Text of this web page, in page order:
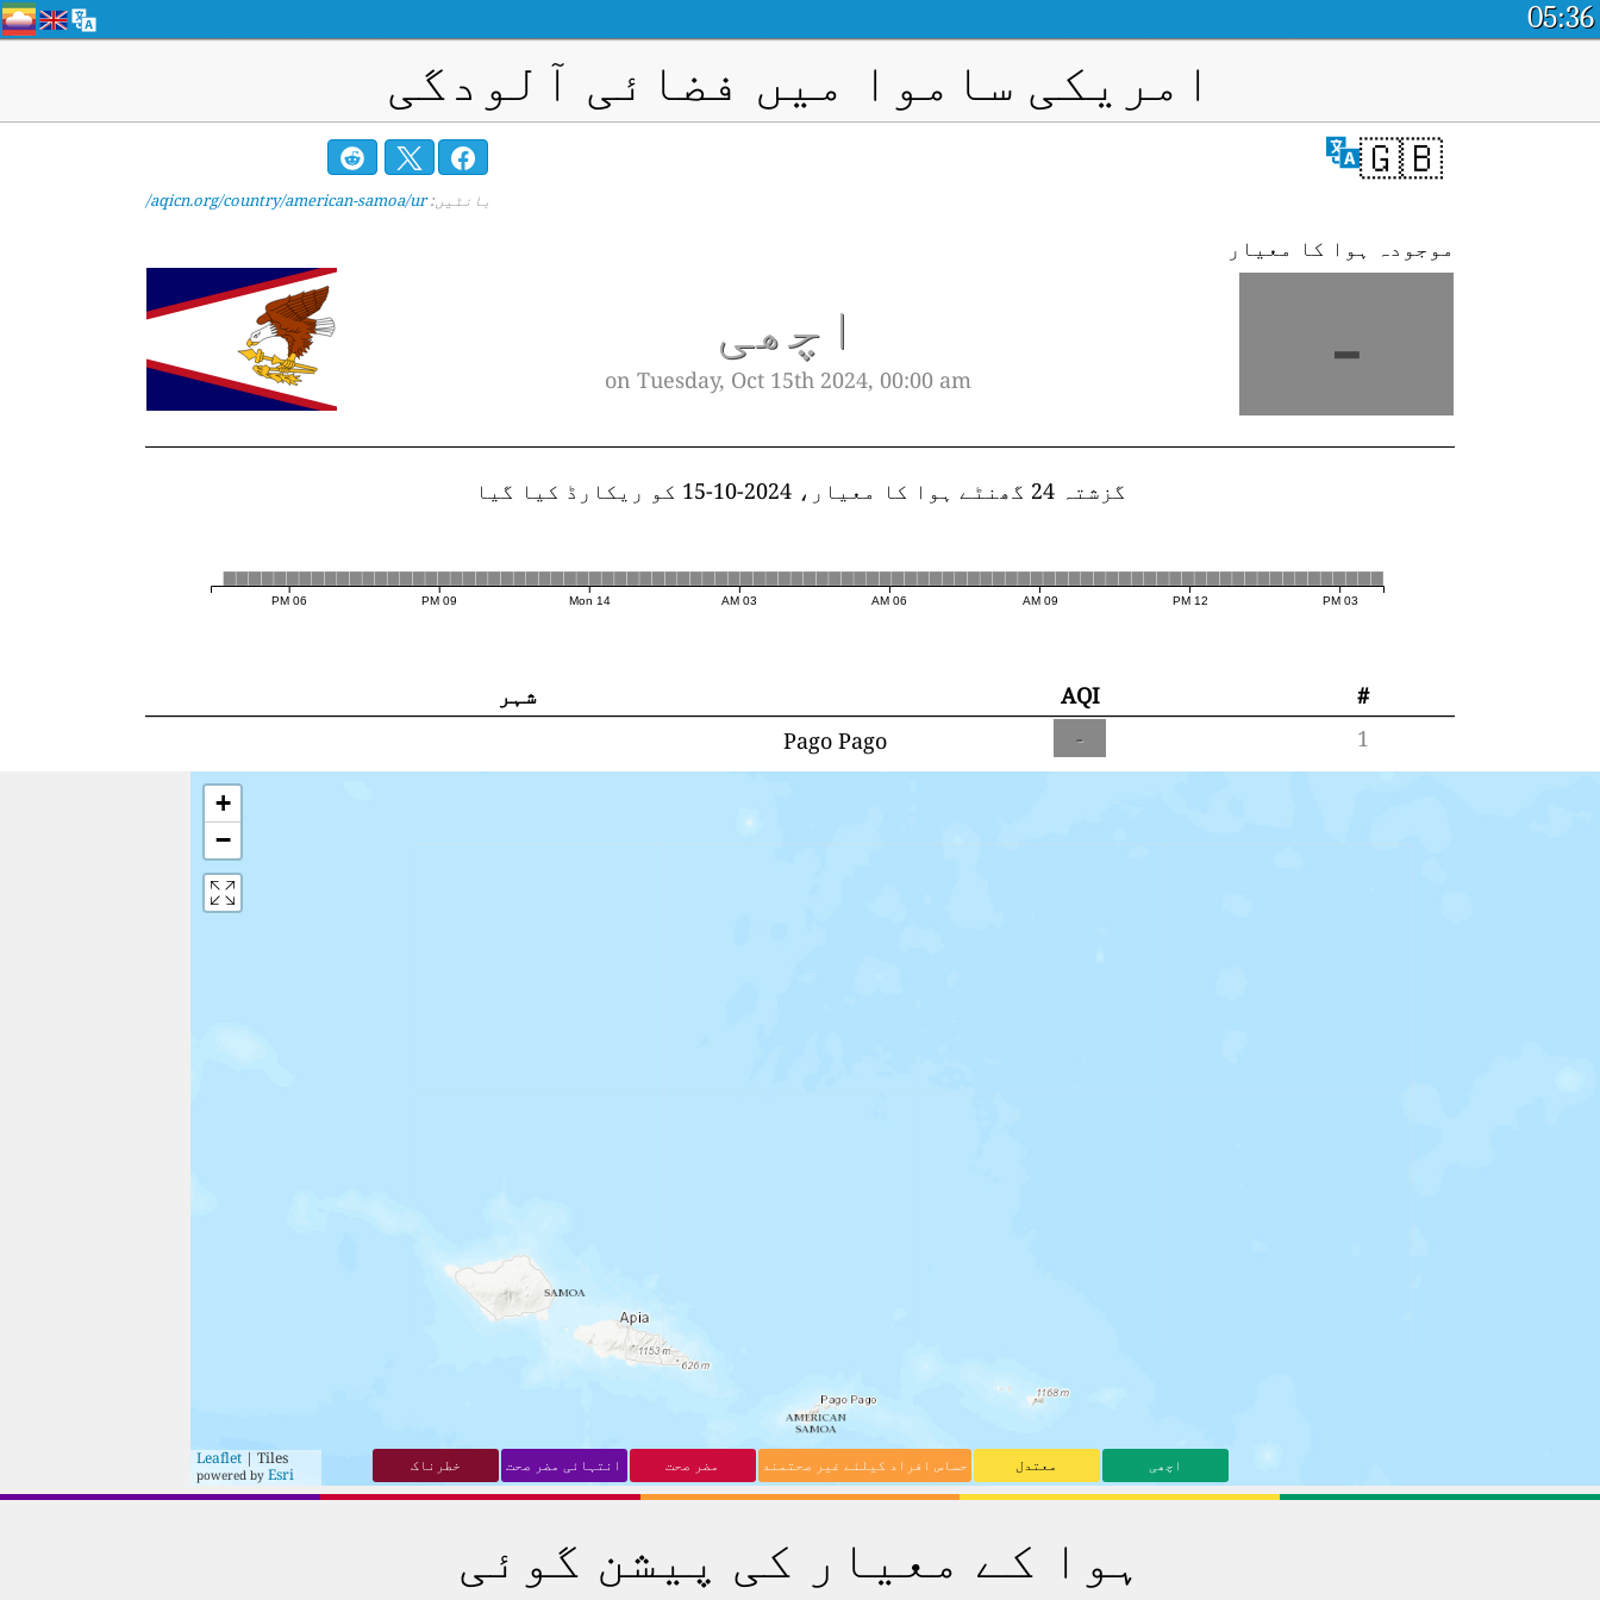
05:36
امریکی ساموا میں فضائی آلودگی
🇬🇧
بانٹیں:aqicn.org/country/american-samoa/ur/
موجودہ ہوا کا معیار
- اچھی
on Tuesday, Oct 15th 2024, 00:00 am
گزشتہ 24 گھنٹے ہوا کا معیار، 2024-10-15 کو ریکارڈ کیا گیا
06 PM 09 PM Mon 14 03 AM 06 AM 09 AM 12 PM 03 PM
#
AQI
شہر
1
-
Pago Pago
+
−
Leaflet | Tiles
powered by Esri اچھی معتدل حساس افراد کیلئے غیر صحتمند مضر صحت انتہائی مضر صحت خطرناک
ہوا کے معیار کی پیشن گوئی